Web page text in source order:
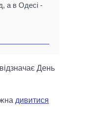
а в Одесі -
День
дивитися